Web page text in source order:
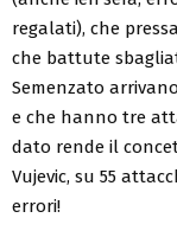
regalati), che
che battute
Semenzato
e che hanno tre
dato rende il
Vujevic, su 55
errori!